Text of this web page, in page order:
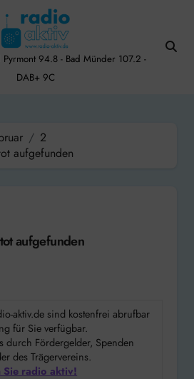
Pyrmont 94.8 - Bad Münder 107.2 -
DAB+ 9C
2
aufgefunden
aufgefunden
aktiv.de sind kostenfrei abrufbar
für Sie verfügbar.
durch Fördergelder, Spenden
des Trägervereins.
Sie radio aktiv!